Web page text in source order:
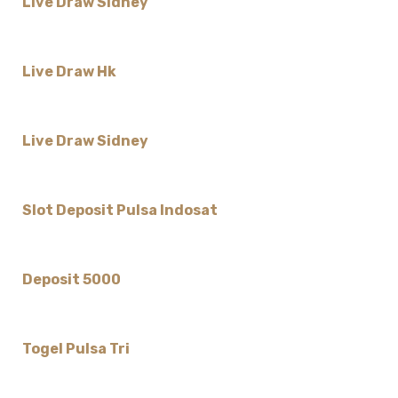
Live Draw Hk
Live Draw Sidney
Slot Deposit Pulsa Indosat
Deposit 5000
Togel Pulsa Tri